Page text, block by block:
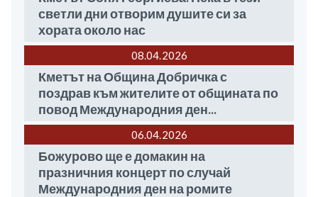
светли дни отворим душите си за
хората около нас
08.04 2026
Кметът на Община Добричка с
поздрав към жителите от общината по
повод Международния ден...
06.04 2026
Божурово ще е домакин на
празничния концерт по случай
Международния ден на ромите